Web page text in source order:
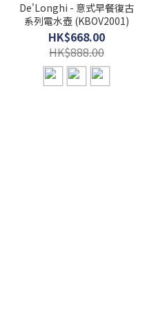
De'Longhi - 意式早餐復古
系列電水壺 (KBOV2001)
HK$668.00
HK$888.00